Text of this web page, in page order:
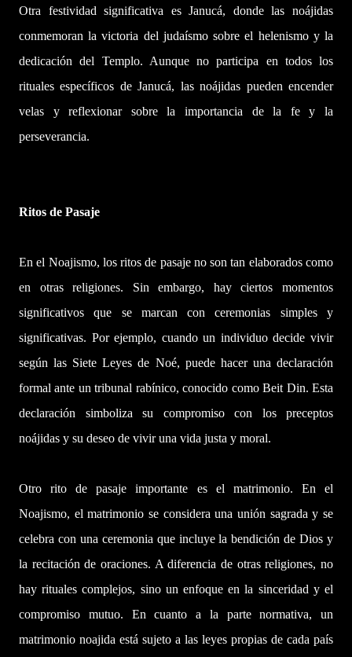
Otra festividad significativa es Janucá, donde las noájidas
conmemoran la victoria del judaísmo sobre el helenismo y la
dedicación del Templo. Aunque no participa en todos los
rituales específicos de Janucá, las noájidas pueden encender
velas y reflexionar sobre la importancia de la fe y la
perseverancia.
Ritos de Pasaje
En el Noajismo, los ritos de pasaje no son tan elaborados como
en otras religiones. Sin embargo, hay ciertos momentos
significativos que se marcan con ceremonias simples y
significativas. Por ejemplo, cuando un individuo decide vivir
según las Siete Leyes de Noé, puede hacer una declaración
formal ante un tribunal rabínico, conocido como Beit Din. Esta
declaración simboliza su compromiso con los preceptos
noájidas y su deseo de vivir una vida justa y moral.
Otro rito de pasaje importante es el matrimonio. En el
Noajismo, el matrimonio se considera una unión sagrada y se
celebra con una ceremonia que incluye la bendición de Dios y
la recitación de oraciones. A diferencia de otras religiones, no
hay rituales complejos, sino un enfoque en la sinceridad y el
compromiso mutuo. En cuanto a la parte normativa, un
matrimonio noajida está sujeto a las leyes propias de cada país